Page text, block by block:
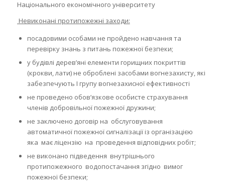
Національного економічного університету
Невиконані протипожежні заходи:
посадовими особами не пройдено навчання та
перевірку знань з питань пожежної безпеки;
у будівлі дерев’яні елементи горищних покриттів
(крокви, лати) не оброблені засобами вогнезахисту, які
забезпечують І групу вогнезахисної ефективності
не проведено обов’язкове особисте страхування
членів добровільної пожежної дружини;
не заключено договір на обслуговування
автоматичної пожежної сигналізації із організацією
яка має ліцензію на проведення відповідних робіт;
не виконано підведення внутрішнього
протипожежного водопостачання згідно вимог
пожежної безпеки;